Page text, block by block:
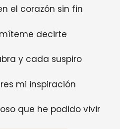
el corazón sin fin
decirte
y cada suspiro
mi inspiración
que he podido vivir